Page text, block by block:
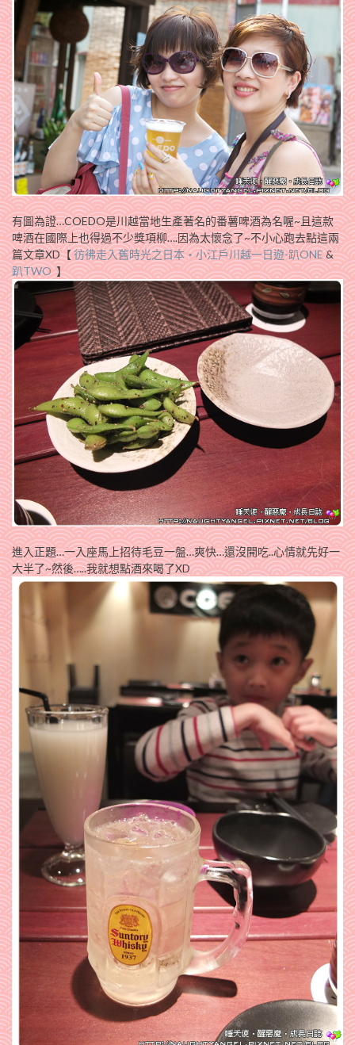
有圖為證…COEDO是川越當地生產著名的番薯啤酒為名喔~且這款
啤酒在國際上也得過不少獎項柳….因為太懷念了~不小心跑去點這兩
篇文章XD【彷彿走入舊時光之日本‧小江戶川越一日遊-趴ONE&
趴TWO】
進入正題…一入座馬上招待毛豆一盤…爽快…還沒開吃..心情就先好一
大半了~然後…..我就想點酒來喝了XD